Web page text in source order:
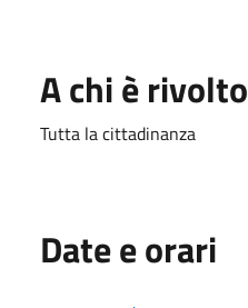
A chi è rivolto
Tutta la cittadinanza
Date e orari